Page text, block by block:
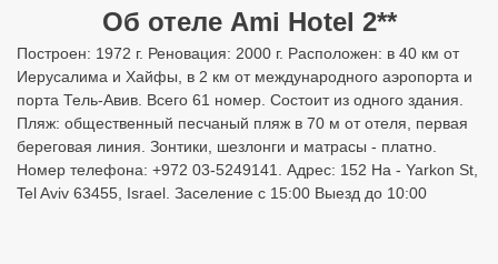
Об отеле Ami Hotel 2**
Построен: 1972 г. Реновация: 2000 г. Расположен: в 40 км от
Иерусалима и Хайфы, в 2 км от международного аэропорта и
порта Тель-Авив. Всего 61 номер. Состоит из одного здания.
Пляж: общественный песчаный пляж в 70 м от отеля, первая
береговая линия. Зонтики, шезлонги и матрасы - платно.
Номер телефона: +972 03-5249141. Адрес: 152 Ha - Yarkon St,
Tel Aviv 63455, Israel. Заселение с 15:00 Выезд до 10:00